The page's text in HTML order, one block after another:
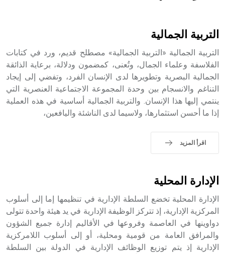
هل تعلم أن الأبسيد كلمة فرنسية اللفظ تم اعتمادها مصطلحاً
- هل تعلم أن أبجر Abgar اسم معروف جيداً يعود إلى عدد من
الملوك الذين حكموا مدينة إديسا (الرها) من أبجر الأول وحتى
التاسع، وهم ينتسبون إلى أسرة أوسروين
حيث تقتصر القيمة الصوتية للعلامة الك
التربية الجمالية
التربية الجمالية «التربية الجمالية» مصطلح قديم، ورد في كتابات
الفلاسفة وعلماء الجمال، وتُعنى، كمضمون ودلالة، برعاية الذائقة
الجمالية البصرية وتطويرها لدى الإنسان الفرد، وتفضي إلى إيجاد
التناغم والانسجام بين وحدة المجموعة الاجتماعية العنصرية التي
ينتمي إليها هذا الإنسان. والتربية الجمالية أساسية في هذه العملية
إذا ما أحسن استثمارها، ولاسيما لدى الناشئة واليافعين،
اقرأ المزيد
الإدارة المحلية
الإدارة المحلية تخضع السلطة الإدارية في تنظيمها إما إلى أسلوب
المركزية الإدارية، إذ تتركز الوظيفة الإدارية في يد هيئة واحدة تتولى
دواوينها في العاصمة وفروعها في الأقاليم إدارة جميع الشؤون
والمرافق العامة من قومية ومحلية، أو إلى أسلوب اللامركزية
الإدارية إذ يتم توزيع الوظائف الإدارية في الدولة بين السلطة